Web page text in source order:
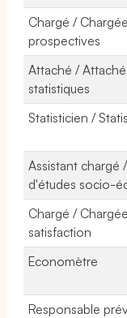
Chargé /
prospectives
Attaché /
statistiques
Statisticien /
Assistant chargé
d'études socio-
Chargé /
satisfaction
Economètre
Responsable